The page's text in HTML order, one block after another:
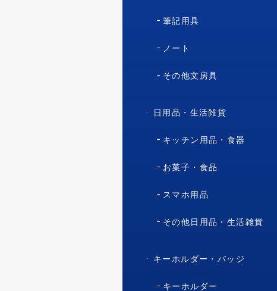
筆記用具
ノート
その他文房具
日用品・生活雑貨
キッチン用品・食器
お菓子・食品
スマホ用品
その他日用品・生活雑貨
キーホルダー・バッジ
キーホルダー